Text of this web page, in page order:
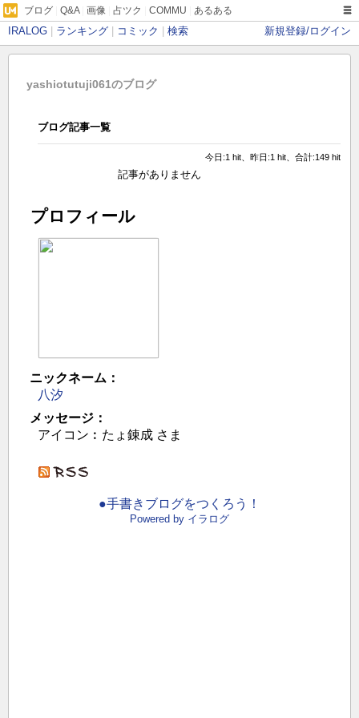
ブログ Q&A| 画像 占ツク COMMU あるある
IRALOG ランキング コミック 検索 新規登録/ログイン
yashiotutuji061のブログ
ブログ記事一覧
今日:1 hit、昨日:1 hit、合計:149 hit
記事がありません
プロフィール
ニックネーム：
八汐
メッセージ：
アイコン︰たょ錬成 さま
●手書きブログをつくろう！
Powered by イラログ